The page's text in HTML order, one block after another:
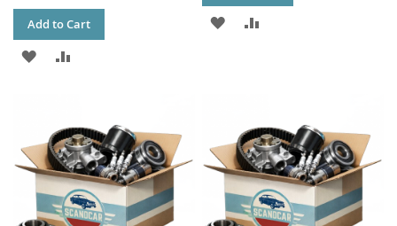
Add to Cart
ADD
LIST
ADD